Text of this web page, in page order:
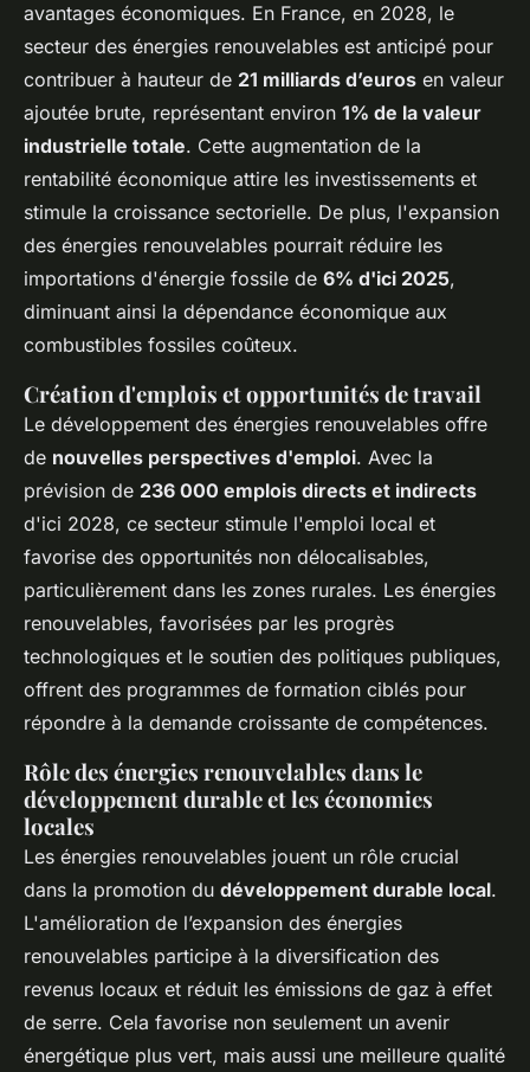
avantages économiques. En France, en 2028, le
secteur des énergies renouvelables est anticipé pour
contribuer à hauteur de 21 milliards d’euros en valeur
ajoutée brute, représentant environ 1% de la valeur
industrielle totale. Cette augmentation de la
rentabilité économique attire les investissements et
stimule la croissance sectorielle. De plus, l'expansion
des énergies renouvelables pourrait réduire les
importations d'énergie fossile de 6% d'ici 2025,
diminuant ainsi la dépendance économique aux
combustibles fossiles coûteux.
Création d'emplois et opportunités de travail
Le développement des énergies renouvelables offre
de nouvelles perspectives d'emploi. Avec la
prévision de 236 000 emplois directs et indirects
d'ici 2028, ce secteur stimule l'emploi local et
favorise des opportunités non délocalisables,
particulièrement dans les zones rurales. Les énergies
renouvelables, favorisées par les progrès
technologiques et le soutien des politiques publiques,
offrent des programmes de formation ciblés pour
répondre à la demande croissante de compétences.
Rôle des énergies renouvelables dans le
développement durable et les économies
locales
Les énergies renouvelables jouent un rôle crucial
dans la promotion du développement durable local.
L'amélioration de l’expansion des énergies
renouvelables participe à la diversification des
revenus locaux et réduit les émissions de gaz à effet
de serre. Cela favorise non seulement un avenir
énergétique plus vert, mais aussi une meilleure qualité